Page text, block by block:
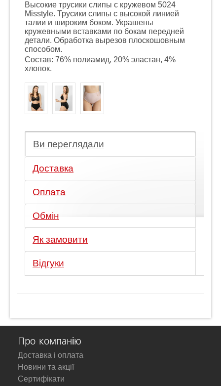
Высокие трусики слипы с кружевом 5024
Misstyle. Трусики слипы с высокой линией
талии и широким боком. Украшены
кружевными вставками по бокам передней
детали. Обработка вырезов плоскошовным
способом.
Cостав: 76% полиамид, 20% эластан, 4%
хлопок.
Ви переглядали
Доставка
Оплата
Обмін
Як замовити
Відгуки
Про компанію
Доставка і оплата
Новини та акції
Сертифікати